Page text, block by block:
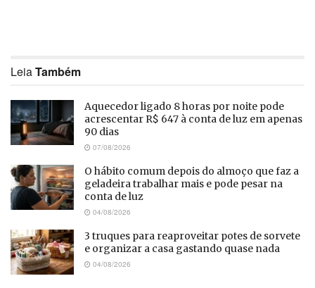
LeiaTambém
Aquecedor ligado 8 horas por noite pode
acrescentar R$ 647 à conta de luz em apenas
90 dias
07/08/2026
O hábito comum depois do almoço que faz a
geladeira trabalhar mais e pode pesar na
conta de luz
04/08/2026
3 truques para reaproveitar potes de sorvete
e organizar a casa gastando quase nada
04/08/2026